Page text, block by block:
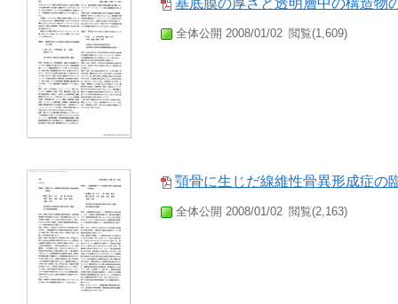
基底膜の厚さと透明層中の構造物
全体公開 2008/01/02 閲覧(1,609)
顎骨に生じだ線維性骨異形成症の
全体公開 2008/01/02 閲覧(2,163)